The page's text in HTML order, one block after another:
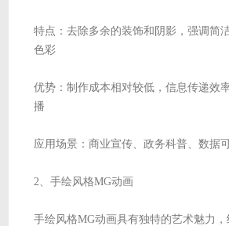
特点：去除多余的装饰和阴影，强调简
色彩
优势：制作成本相对较低，信息传递效
播
应用场景：商业宣传、政务科普、数据
2、手绘风格MG动画
手绘风格MG动画具有独特的艺术魅力